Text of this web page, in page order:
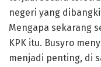
negeri yang
Mengapa sekarang
KPK itu. Busyro
menjadi penting, di